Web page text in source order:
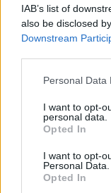
IAB’s list of
also be disclosed
Downstream
Personal Data
I want to opt-
personal data.
Opted In
I want to opt-
Personal Data.
Opted In
"Lesz olyan, aki
tantárgy
"Vajon szülők ezrei
Közoktatás